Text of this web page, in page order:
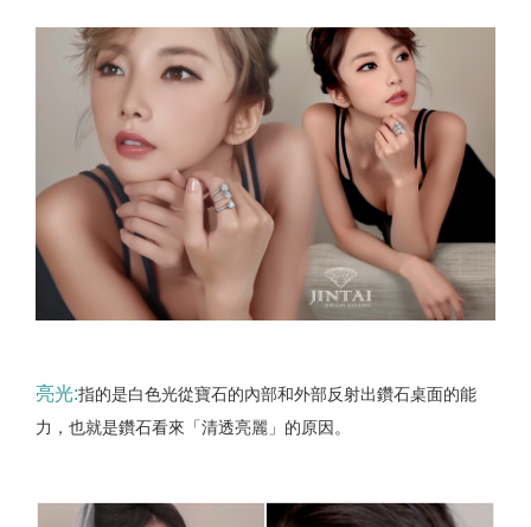
亮光:指的是白色光從寶石的內部和外部反射出鑽石桌面的能
力，也就是鑽石看來「清透亮麗」的原因。